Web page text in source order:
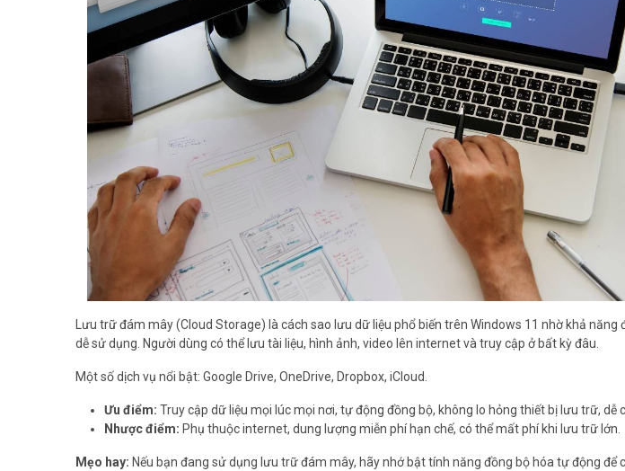
Lưu trữ đám mây (Cloud Storage) là cách sao lưu dữ liệu phổ biến trên Windows 11 nhờ khả năng
dễ sử dụng. Người dùng có thể lưu tài liệu, hình ảnh, video lên internet và truy cập ở bất kỳ đâu.
Một số dịch vụ nổi bật: Google Drive, OneDrive, Dropbox, iCloud.
Ưu điểm: Truy cập dữ liệu mọi lúc mọi nơi, tự động đồng bộ, không lo hỏng thiết bị lưu trữ, dễ
Nhược điểm: Phụ thuộc internet, dung lượng miễn phí hạn chế, có thể mất phí khi lưu trữ lớn.
Mẹo hay: Nếu bạn đang sử dụng lưu trữ đám mây, hãy nhớ bật tính năng đồng bộ hóa tự động để